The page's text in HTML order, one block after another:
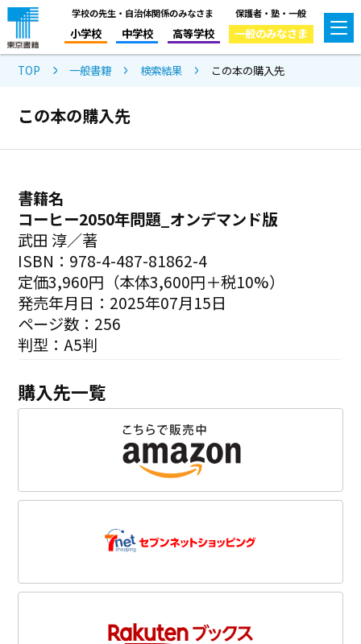
学校の先生・自治体関係のみなさま
小学校 中学校 高等学校
保護者・塾・一般
一般のみなさま
TOP 一般書籍 検索結果 この本の購入先
この本の購入先
書籍名
コーヒー2050年問題_オンデマンド版
武田 淳／著
ISBN：978-4-487-81862-4
定価3,960円（本体3,600円＋税10%）
発売年月日：2025年07月15日
ページ数：256
判型：A5判
購入先一覧